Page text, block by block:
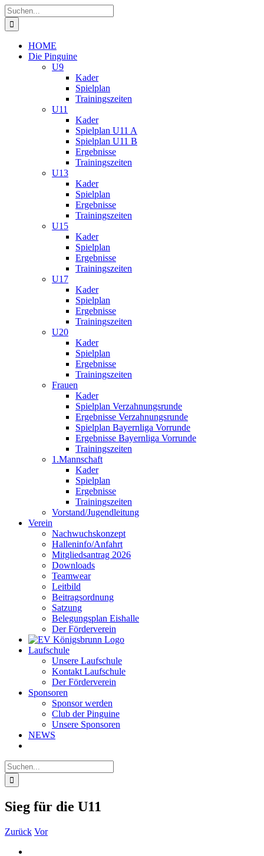
Zum
Inhalt
springen
Suche
nach:
HOME
Die Pinguine
U9
Kader
Spielplan
Trainingszeiten
U11
Kader
Spielplan U11 A
Spielplan U11 B
Ergebnisse
Trainingszeiten
U13
Kader
Spielplan
Ergebnisse
Trainingszeiten
U15
Kader
Spielplan
Ergebnisse
Trainingszeiten
U17
Kader
Spielplan
Ergebnisse
Trainingszeiten
U20
Kader
Spielplan
Ergebnisse
Trainingszeiten
Frauen
Kader
Spielplan Verzahnungsrunde
Ergebnisse Verzahnungsrunde
Spielplan Bayernliga Vorrunde
Ergebnisse Bayernliga Vorrunde
Trainingszeiten
1.Mannschaft
Kader
Spielplan
Ergebnisse
Trainingszeiten
Vorstand/Jugendleitung
Verein
Nachwuchskonzept
Halleninfo/Anfahrt
Mitgliedsantrag 2026
Downloads
Teamwear
Leitbild
Beitragsordnung
Satzung
Belegungsplan Eishalle
Der Förderverein
Laufschule
Unsere Laufschule
Kontakt Laufschule
Der Förderverein
Sponsoren
Sponsor werden
Club der Pinguine
Unsere Sponsoren
NEWS
Suche
nach:
Sieg für die U11
Zurück Vor